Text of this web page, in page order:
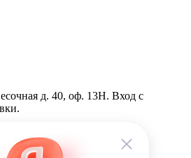
д. 40, оф. 13Н. Вход с